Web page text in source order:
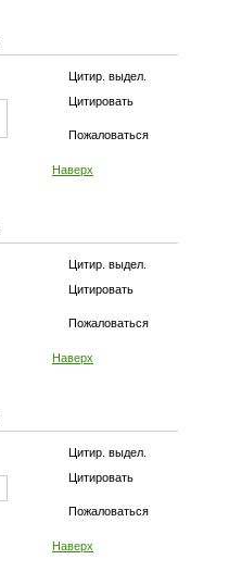
Цитир. выдел.
Цитировать
Пожаловаться
Наверх
Цитир. выдел.
Цитировать
Пожаловаться
Наверх
Цитир. выдел.
Цитировать
Пожаловаться
Наверх